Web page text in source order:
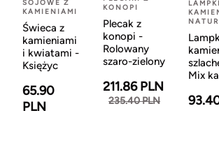
SOJOWE Z
KAMIENIAMI
Świeca z
kamieniami
i kwiatami -
Księżyc
65.90
PLN
KONOPI
Plecak z
konopi -
Rolowany
szaro-zielony
211.86 PLN
235.40 PLN
Mix